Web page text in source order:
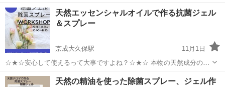
ます。乾燥によるシワ、お肌に潤いを！！ ハワイな空間での講座で
す。 クリスマスプレゼント価格🎄🎁 今回のみの1500円！！です。
千葉 船橋市 大神宮下駅 アロマ ハワイ
天然エッセンシャルオイルで作る抗菌ジェル
＆スプレー
京成大久保駅
11月1日
☆★☆安心して使えるって大事ですよね？☆★☆ 本物の天然成分の精
油(エッセンシャルオイル) を使って除菌スプレーorジェルを作ってみ
ませんか？ 植物が持つパワーとエネルギーを、 日々の生活に取り入
千葉 習志野市 京成大久保駅 アロマ
天然の精油を使った除菌スプレー、ジェル作